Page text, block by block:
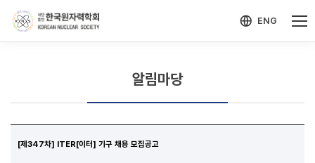
ENG
알림마당
[제347차] ITER[이터] 기구 채용 모집공고